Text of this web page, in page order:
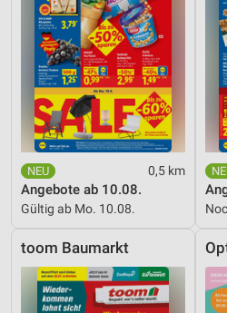
0,5 km
Angebote ab 10.08.
Gültig ab Mo. 10.08.
toom Baumarkt